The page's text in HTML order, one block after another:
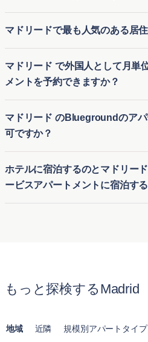
最低30 泊の滞在が必要です。そ
家具付き賃貸にも、短期滞在用
す。引っ越しや長期滞在の訪問
対応する柔軟性があります。
マドリードで最も人気のある居
サラマンカ は高級ショッピン
して高級ダイニングオプショ
人々の天国です。
マラサーニャ
ィック、ボヘミアンな雰囲気
都会生活を求める人にぴった
チャンベリ
は伝統的な魅力と
これらの地区はそれぞれ個性的
マドリード で外国人として月単
メントを予約できますか？
パート賃貸を簡単に予約できま
めにマドリード の仮住まいを探
一時的な住居を提供します。初
しで快適な家具付き住宅に簡単
マドリード のBluegroundのア
可ですか？
で、愛犬や愛猫と一緒に快適な
マドリード のペット可アパート
備の近くに位置する物件が多く
ホテルに宿泊するのとマドリー
ービスアパートメントに宿泊す
おり、一時的なホテル宿泊以上
もっと探検するMadrid
地域 近隣 規模別アパートタイプ